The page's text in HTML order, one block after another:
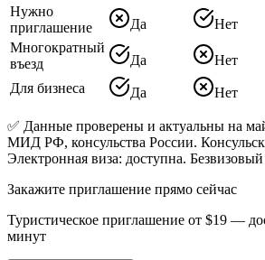
Нужно
приглашение
Да Нет
Многократный
въезд
Да Нет
Для бизнеса
Да Нет
✅ Данные проверены и актуальны на
МИД РФ, консульства России.
Электронная виза: доступна.
Закажите приглашение прямо сейчас
Туристическое приглашение от $19 —
минут